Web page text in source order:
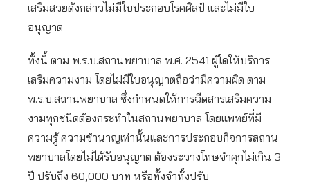
เสริมสวยดังกล่าวไม่มีใบประกอบโรคศิลป์ และไม่มีใบ
อนุญาต
ทั้งนี้ ตาม พ.ร.บ.สถานพยาบาล พ.ศ. 2541 ผู้ใดให้บริการ
เสริมความงาม โดยไม่มีใบอนุญาตถือว่ามีความผิด ตาม
พ.ร.บ.สถานพยาบาล ซึ่งกำหนดให้การฉีดสารเสริมความ
งามทุกชนิดต้องกระทำในสถานพยาบาล โดยแพทย์ที่มี
ความรู้ ความชำนาญเท่านั้นและการประกอบกิจการสถาน
พยาบาลโดยไม่ได้รับอนุญาต ต้องระวางโทษจำคุกไม่เกิน 3
ปี ปรับถึง 60,000 บาท หรือทั้งจำทั้งปรับ